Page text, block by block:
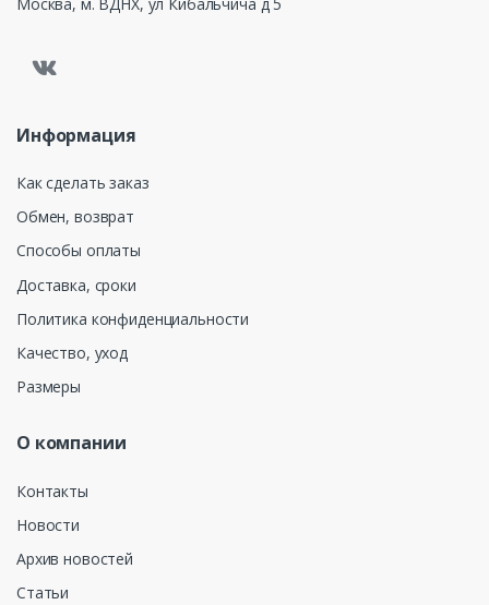
Информация
Как сделать заказ
Обмен, возврат
Способы оплаты
Доставка, сроки
Политика конфиденциальности
Качество, уход
Размеры
О компании
Контакты
Новости
Архив новостей
Статьи